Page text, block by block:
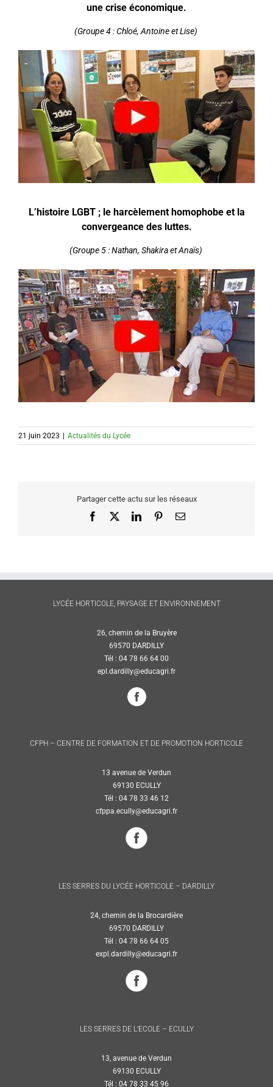
une crise économique.
(Groupe 4 : Chloé, Antoine et Lise)
L’histoire LGBT ; le harcèlement homophobe et la
convergeance des luttes.
(Groupe 5 : Nathan, Shakira et Anaïs)
21 juin 2023 Actualités du Lycée
Partager cette actu sur les réseaux
Facebook LinkedInPinterestEmail
LYCÉE HORTICOLE, PAYSAGE ET ENVIRONNEMENT
26, chemin de la Bruyère
69570 DARDILLY
Tél : 04 78 66 64 00
epl.dardilly@educagri.fr
CFPH – CENTRE DE FORMATION ET DE PROMOTION HORTICOLE
13 avenue de Verdun
69130 ECULLY
Tél : 04 78 33 46 12
cfppa.ecully@educagri.fr
LES SERRES DU LYCÉE HORTICOLE – DARDILLY
24, chemin de la Brocardière
69570 DARDILLY
Tél : 04 78 66 64 05
expl.dardilly@educagri.fr
LES SERRES DE L’ECOLE – ECULLY
13, avenue de Verdun
69130 ECULLY
Tél : 04 78 33 45 96